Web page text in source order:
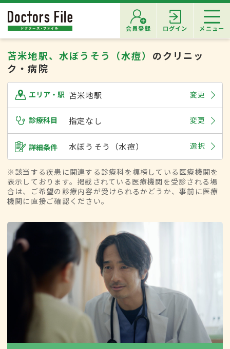
会員登録 ログイン メニュー
苫米地駅、水ぼうそう（水痘） のクリニッ
ク・病院
エリア・駅 苫米地駅 変更
診療科目 指定なし 変更
詳細条件 水ぼうそう（水痘） 選択
※該当する疾患に関連する診療科を標榜している医療機関を
表示しております。掲載されている医療機関を受診される場
合は、ご希望の診療内容が受けられるかどうか、事前に医療
機関に直接ご確認ください。